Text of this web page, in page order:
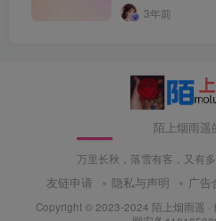
3年前
陌上烟雨遥
万里长秋，落雪有客，又有
友链申请 隐私与声明 广告
Copyright © 2023-2024 陌上烟雨遥 ·